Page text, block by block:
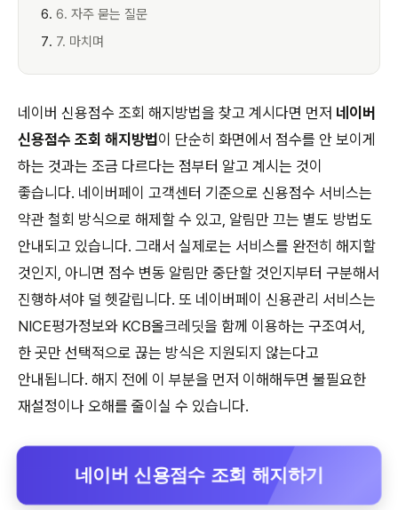
6. 자주 묻는 질문
7. 마치며
네이버 신용점수 조회 해지방법을 찾고 계시다면 먼저 네이버
신용점수 조회 해지방법이 단순히 화면에서 점수를 안 보이게
하는 것과는 조금 다르다는 점부터 알고 계시는 것이
좋습니다. 네이버페이 고객센터 기준으로 신용점수 서비스는
약관 철회 방식으로 해제할 수 있고, 알림만 끄는 별도 방법도
안내되고 있습니다. 그래서 실제로는 서비스를 완전히 해지할
것인지, 아니면 점수 변동 알림만 중단할 것인지부터 구분해서
진행하셔야 덜 헷갈립니다. 또 네이버페이 신용관리 서비스는
NICE평가정보와 KCB올크레딧을 함께 이용하는 구조여서,
한 곳만 선택적으로 끊는 방식은 지원되지 않는다고
안내됩니다. 해지 전에 이 부분을 먼저 이해해두면 불필요한
재설정이나 오해를 줄이실 수 있습니다.
네이버 신용점수 조회 해지하기